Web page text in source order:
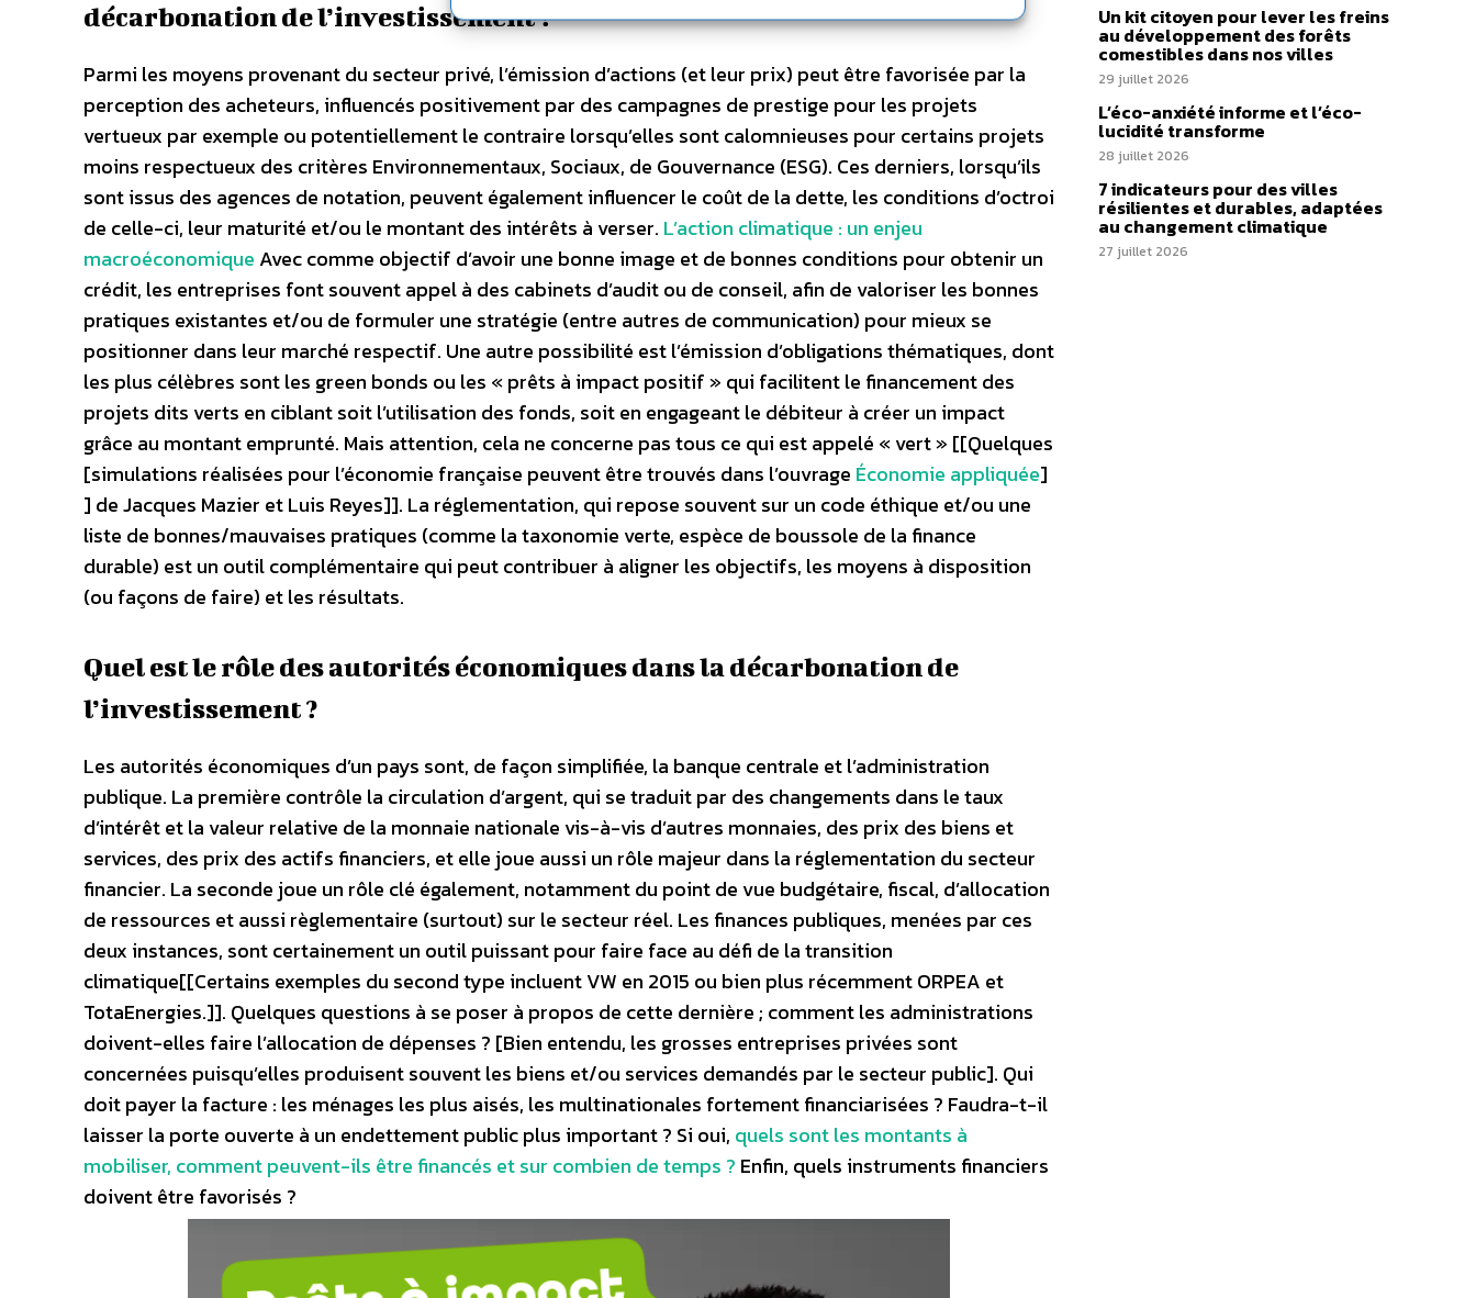
décarbonation de l’investissement ?
Parmi les moyens provenant du secteur privé, l’émission d’actions (et leur prix) peut être favorisée par la
perception des acheteurs, influencés positivement par des campagnes de prestige pour les projets
vertueux par exemple ou potentiellement le contraire lorsqu’elles sont calomnieuses pour certains projets
moins respectueux des critères Environnementaux, Sociaux, de Gouvernance (ESG). Ces derniers, lorsqu’ils
sont issus des agences de notation, peuvent également influencer le coût de la dette, les conditions d’octroi
de celle-ci, leur maturité et/ou le montant des intérêts à verser. L’action climatique : un enjeu
macroéconomique Avec comme objectif d’avoir une bonne image et de bonnes conditions pour obtenir un
crédit, les entreprises font souvent appel à des cabinets d’audit ou de conseil, afin de valoriser les bonnes
pratiques existantes et/ou de formuler une stratégie (entre autres de communication) pour mieux se
positionner dans leur marché respectif. Une autre possibilité est l’émission d’obligations thématiques, dont
les plus célèbres sont les green bonds ou les « prêts à impact positif » qui facilitent le financement des
projets dits verts en ciblant soit l’utilisation des fonds, soit en engageant le débiteur à créer un impact
grâce au montant emprunté. Mais attention, cela ne concerne pas tous ce qui est appelé « vert » [[Quelques
[simulations réalisées pour l’économie française peuvent être trouvés dans l’ouvrage Économie appliquée]
] de Jacques Mazier et Luis Reyes]]. La réglementation, qui repose souvent sur un code éthique et/ou une
liste de bonnes/mauvaises pratiques (comme la taxonomie verte, espèce de boussole de la finance
durable) est un outil complémentaire qui peut contribuer à aligner les objectifs, les moyens à disposition
(ou façons de faire) et les résultats.
Quel est le rôle des autorités économiques dans la décarbonation de
l’investissement ?
Les autorités économiques d’un pays sont, de façon simplifiée, la banque centrale et l’administration
publique. La première contrôle la circulation d’argent, qui se traduit par des changements dans le taux
d’intérêt et la valeur relative de la monnaie nationale vis-à-vis d’autres monnaies, des prix des biens et
services, des prix des actifs financiers, et elle joue aussi un rôle majeur dans la réglementation du secteur
financier. La seconde joue un rôle clé également, notamment du point de vue budgétaire, fiscal, d’allocation
de ressources et aussi règlementaire (surtout) sur le secteur réel. Les finances publiques, menées par ces
deux instances, sont certainement un outil puissant pour faire face au défi de la transition
climatique[[Certains exemples du second type incluent VW en 2015 ou bien plus récemment ORPEA et
TotaEnergies.]]. Quelques questions à se poser à propos de cette dernière ; comment les administrations
doivent-elles faire l’allocation de dépenses ? [Bien entendu, les grosses entreprises privées sont
concernées puisqu’elles produisent souvent les biens et/ou services demandés par le secteur public]. Qui
doit payer la facture : les ménages les plus aisés, les multinationales fortement financiarisées ? Faudra-t-il
laisser la porte ouverte à un endettement public plus important ? Si oui, quels sont les montants à
mobiliser, comment peuvent-ils être financés et sur combien de temps ? Enfin, quels instruments financiers
doivent être favorisés ?
Un kit citoyen pour lever les freins
au développement des forêts
comestibles dans nos villes
29 juillet 2026
L’éco-anxiété informe et l’éco-
lucidité transforme
28 juillet 2026
7 indicateurs pour des villes
résilientes et durables, adaptées
au changement climatique
27 juillet 2026